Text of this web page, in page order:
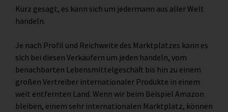
Kurz gesagt, es kann sich um jedermann aus aller Welt
handeln.
Je nach Profil und Reichweite des Marktplatzes kann es
sich bei diesen Verkäufern um jeden handeln, vom
benachbarten Lebensmittelgeschäft bis hin zu einem
großen Vertreiber internationaler Produkte in einem
weit entfernten Land. Wenn wir beim Beispiel Amazon
bleiben, einem sehr internationalen Marktplatz, können